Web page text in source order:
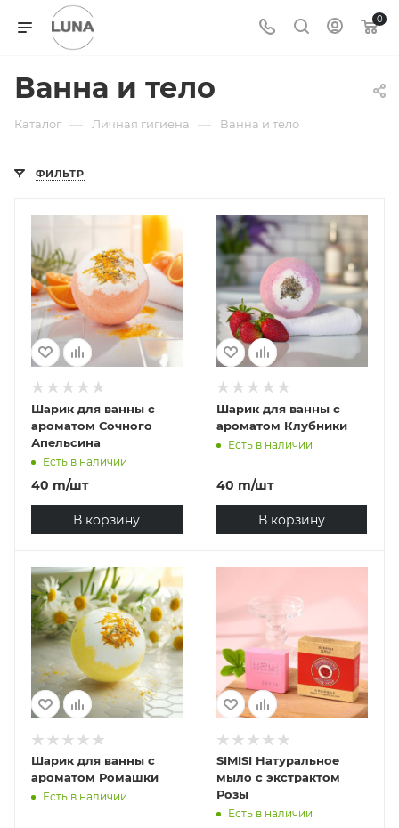
0
Ванна и тело
Каталог — Личная гигиена — Ванна и тело
ФИЛЬТР
Шарик для ванны с
ароматом Сочного
Апельсина
Есть в наличии
40 m/шт
В корзину
Шарик для ванны с
ароматом Клубники
Есть в наличии
40 m/шт
В корзину
Шарик для ванны с
ароматом Ромашки
Есть в наличии
SIMISI Натуральное
мыло с экстрактом
Розы
Есть в наличии